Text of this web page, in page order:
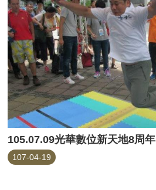
105.07.09光華數位新天地8周年
107-04-19